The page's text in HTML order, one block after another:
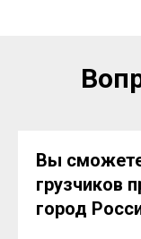
Вы
грузчиков
город